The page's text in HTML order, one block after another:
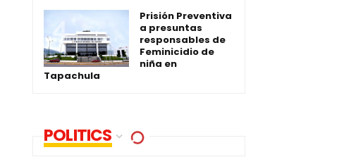
Prisión Preventiva
a presuntas
responsables de
Feminicidio de
niña en
Tapachula
POLITICS